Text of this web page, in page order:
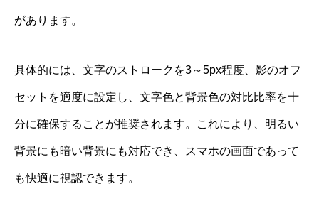
があります。
具体的には、文字のストロークを3～5px程度、影のオフ
セットを適度に設定し、文字色と背景色の対比比率を十
分に確保することが推奨されます。これにより、明るい
背景にも暗い背景にも対応でき、スマホの画面であって
も快適に視認できます。